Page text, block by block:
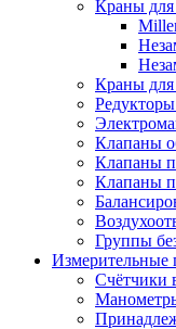
Краны
Краны для
Клапаны
Клапаны
Клапаны
Группы
Измерительные
Счётчики